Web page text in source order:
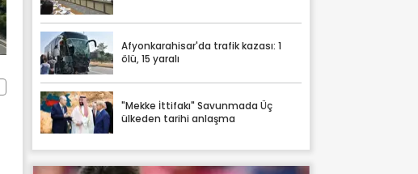
Afyonkarahisar'da trafik kazası: 1
ölü, 15 yaralı
"Mekke İttifakı" Savunmada Üç
ülkeden tarihi anlaşma